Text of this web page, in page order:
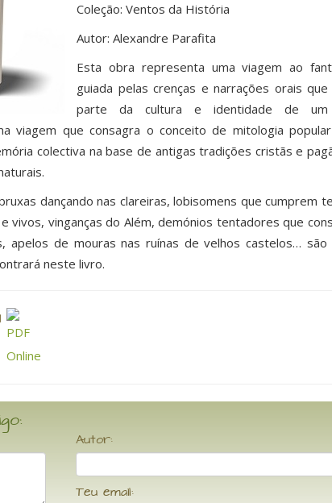
Coleção: Ventos da História
Autor: Alexandre Parafita
Esta obra representa uma viagem ao
guiada pelas crenças e narrações orais que
parte da cultura e identidade de um
viagem que consagra o conceito de mitologia
colectiva na base de antigas tradições cristãs e
dançando nas clareiras, lobisomens que cumprem
vinganças do Além, demónios tentadores que
apelos de mouras nas ruínas de velhos castelos… são
neste livro.
Autor:
Teu email: